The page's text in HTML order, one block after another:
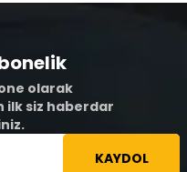
olarak
ilk siz haberdar
KAYDOL